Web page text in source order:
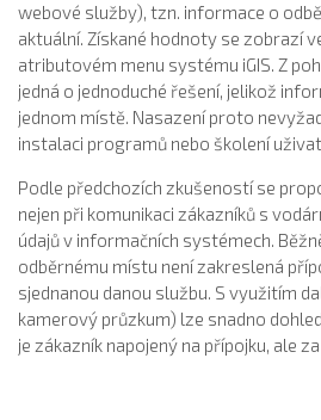
webové služby), tzn. informace o
aktuální. Získané hodnoty se zobrazí
atributovém menu systému iGIS. Z
jedná o jednoduché řešení, jelikož
jednom místě. Nasazení proto
instalaci programů nebo školení
Podle předchozích zkušeností se
nejen při komunikaci zákazníků s
údajů v informačních systémech.
odběrnému místu není zakreslená
sjednanou danou službu. S využitím
kamerový průzkum) lze snadno
je zákazník napojený na přípojku, ale